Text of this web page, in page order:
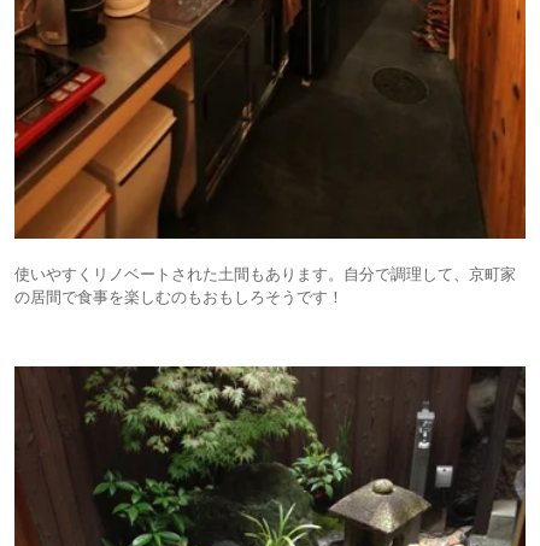
使いやすくリノベートされた土間もあります。自分で調理して、京町家
の居間で食事を楽しむのもおもしろそうです！